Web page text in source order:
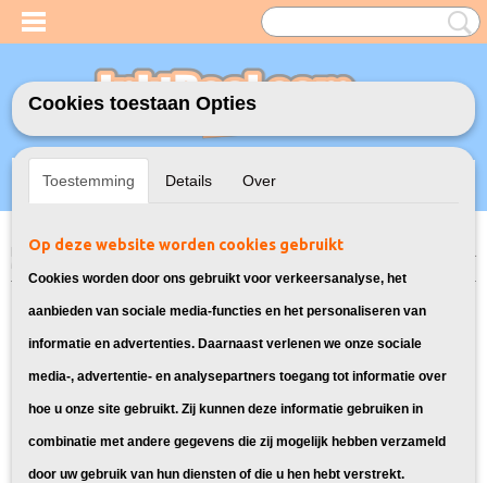
Inloggen Registreren
UW WINKELWAGEN
Home>Inktcartridges >Geschikt voor HP>Huismerk vervangt HP 88XL
Cookies toestaan Opties
Toestemming Details Over
Op deze website worden cookies gebruikt
Cookies worden door ons gebruikt voor verkeersanalyse, het
aanbieden van sociale media-functies en het personaliseren van
informatie en advertenties. Daarnaast verlenen we onze sociale
media-, advertentie- en analysepartners toegang tot informatie over
hoe u onze site gebruikt. Zij kunnen deze informatie gebruiken in
combinatie met andere gegevens die zij mogelijk hebben verzameld
door uw gebruik van hun diensten of die u hen hebt verstrekt.